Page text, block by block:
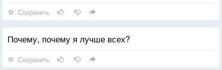
Сохранить
Почему, почему я лучше всех?
Сохранить